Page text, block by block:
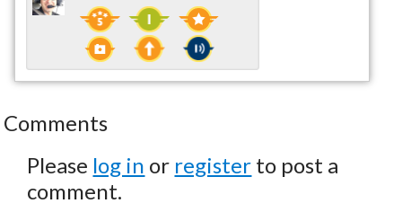
Comments
Please log in or register to post a
comment.